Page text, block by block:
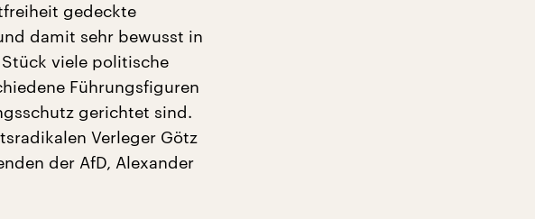
gedeckte
damit sehr bewusst in
viele politische
Führungsfiguren
gerichtet sind.
Verleger Götz
der AfD, Alexander